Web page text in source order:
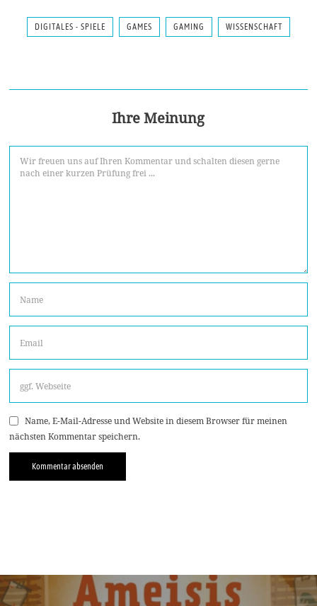
DIGITALES - SPIELE GAMES GAMING WISSENSCHAFT
Ihre Meinung
Name, E-Mail-Adresse und Website in diesem Browser für meinen
nächsten Kommentar speichern.